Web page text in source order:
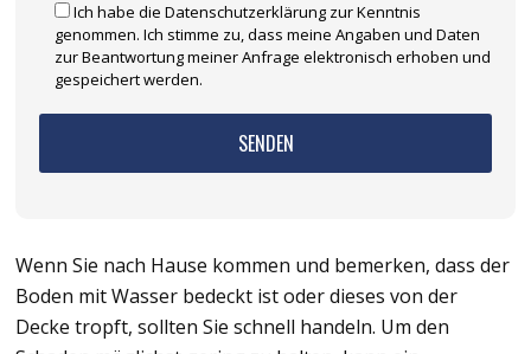
Ich habe die Datenschutzerklärung zur Kenntnis
genommen. Ich stimme zu, dass meine Angaben und Daten
zur Beantwortung meiner Anfrage elektronisch erhoben und
gespeichert werden.
Wenn Sie nach Hause kommen und bemerken, dass der
Boden mit Wasser bedeckt ist oder dieses von der
Decke tropft, sollten Sie schnell handeln. Um den